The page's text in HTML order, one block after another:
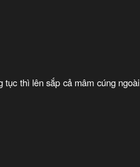
thì lên sắp cả mâm cúng ngoài